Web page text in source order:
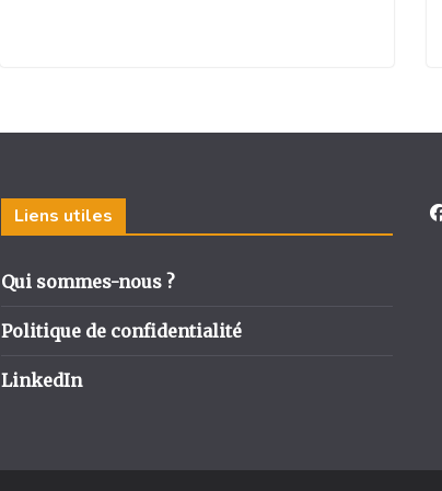
Liens utiles
Qui sommes-nous ?
Politique de confidentialité
LinkedIn